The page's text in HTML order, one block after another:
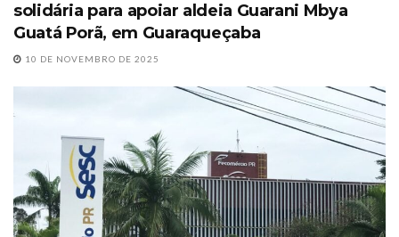
solidária para apoiar aldeia Guarani Mbya
Guatá Porã, em Guaraqueçaba
10 DE NOVEMBRO DE 2025